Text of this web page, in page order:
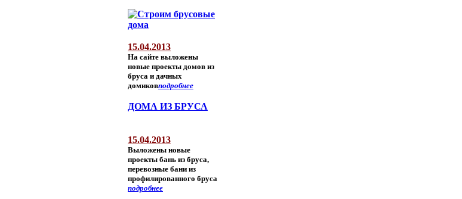
15.04.2013
На сайте выложены
новые проекты домов из
бруса и дачных
домиковподробнее
ДОМА ИЗ БРУСА
15.04.2013
Выложены новые
проекты бань из бруса,
перевозные бани из
профилированного бруса
подробнее